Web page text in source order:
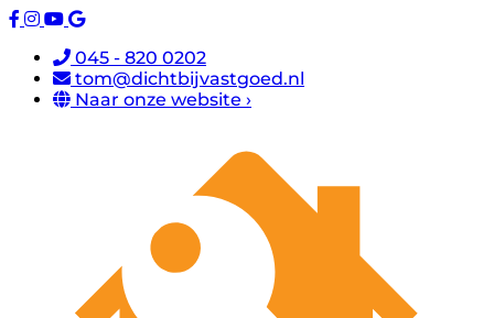
045 - 820 0202
tom@dichtbijvastgoed.nl
Naar onze website ›